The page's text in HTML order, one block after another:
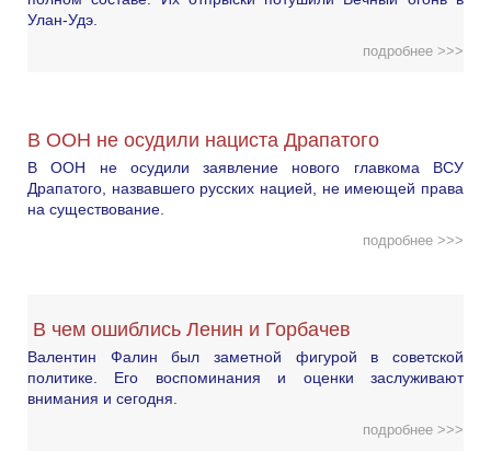
Улан-Удэ.
подробнее >>>
В ООН не осудили нациста Драпатого
В ООН не осудили заявление нового главкома ВСУ
Драпатого, назвавшего русских нацией, не имеющей права
на существование.
подробнее >>>
В чем ошиблись Ленин и Горбачев
Валентин Фалин был заметной фигурой в советской
политике. Его воспоминания и оценки заслуживают
внимания и сегодня.
подробнее >>>